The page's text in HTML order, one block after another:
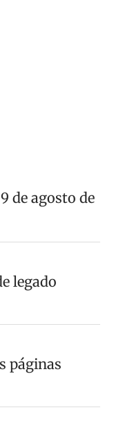
de agosto de
legado
páginas